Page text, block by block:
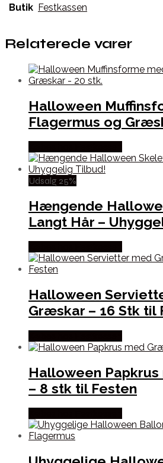
Butik Festkassen
Relaterede varer
Halloween
Flagermus og
Udsalg 25%
Hængende
Langt Hår –
Halloween
Græskar – 16 Stk til
Halloween
– 8 stk til Festen